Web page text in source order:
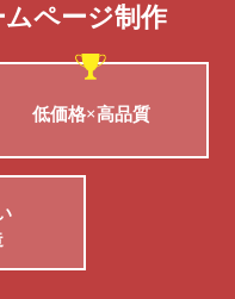
ページ制作
低価格×高品質